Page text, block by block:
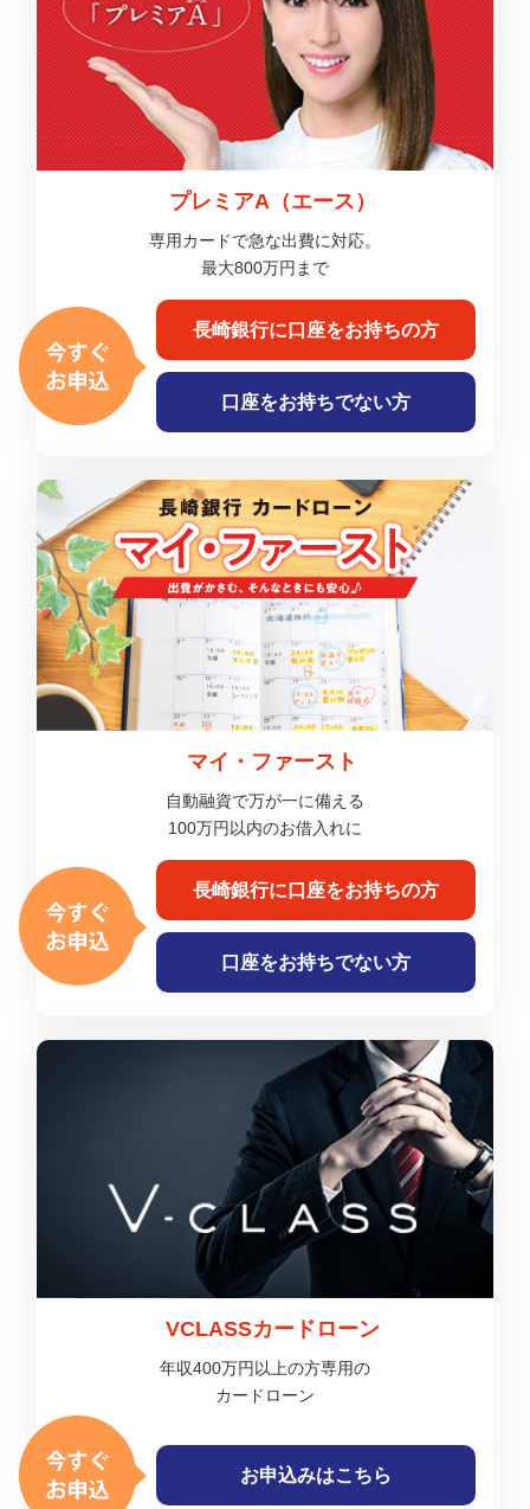
プレミアA（エース）
専用カードで急な出費に対応。
最大800万円まで
長崎銀行に 口座をお持ちの方
口座をお持ちでない方
マイ・ファースト
自動融資で万が一に備える
100万円以内のお借入れに
長崎銀行に 口座をお持ちの方
口座をお持ちでない方
VCLASSカードローン
年収400万円以上の方専用の
カードローン
お申込みはこちら